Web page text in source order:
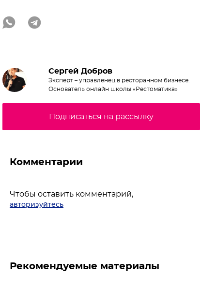
Сергей Добров
Эксперт – управленец в ресторанном бизнесе.
Основатель онлайн школы «Рестоматика»
Подписаться на рассылку
Комментарии
Чтобы оставить комментарий,
авторизуйтесь
Рекомендуемые материалы